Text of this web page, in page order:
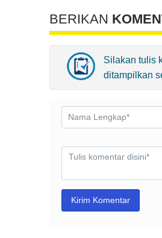
BERIKAN
Silakan tulis
ditampilkan
Kirim Komentar